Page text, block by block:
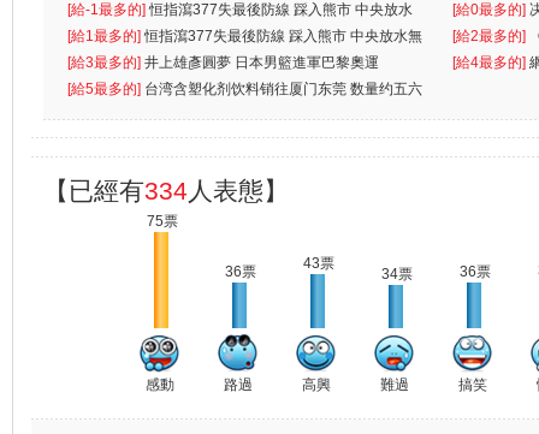
[給-1最多的]恒指瀉377失最後防線 踩入熊市 中央放水
無
[給0最多的]
[給1最多的]恒指瀉377失最後防線 踩入熊市 中央放水無 [給2最多的]
[給3最多的] 井上雄彥圓夢 日本男籃進軍巴黎奧運 [給4最多的]
[給5最多的] 台湾含塑化剂饮料销往厦门东莞 数量约五六
【已經有334 人表態】
75票
感動
36票
路過
43票
高興
34票
難過
36票
搞笑